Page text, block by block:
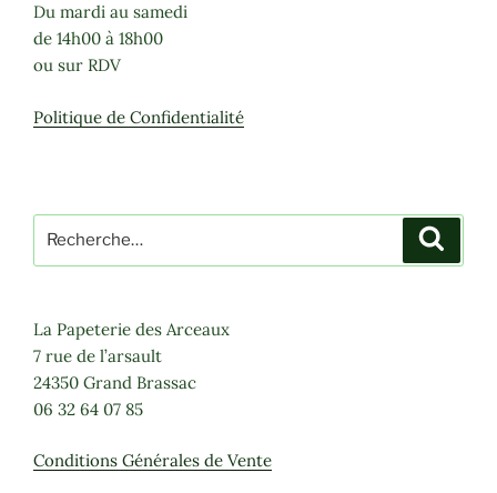
Du mardi au samedi
de 14h00 à 18h00
ou sur RDV
Politique de Confidentialité
pour
La Papeterie des Arceaux
7 rue de l’arsault
24350 Grand Brassac
06 32 64 07 85
Conditions Générales de Vente